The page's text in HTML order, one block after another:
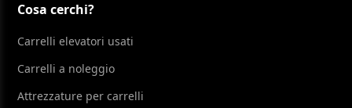
Cosa cerchi?
Carrelli elevatori usati
Carrelli a noleggio
Attrezzature per carrelli